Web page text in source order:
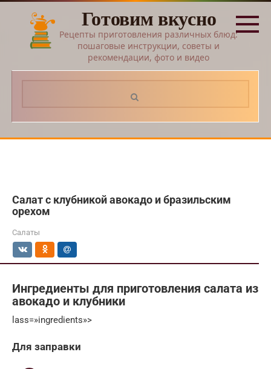
Перейти
контенту
Готовим вкусно
Рецепты приготовления различных блюд:
пошаговые инструкции, советы и
рекомендации, фото и видео
Салат с клубникой авокадо и бразильским
орехом
Салаты
Ингредиенты для приготовления салата из
авокадо и клубники
lass=»ingredients»>
Для заправки